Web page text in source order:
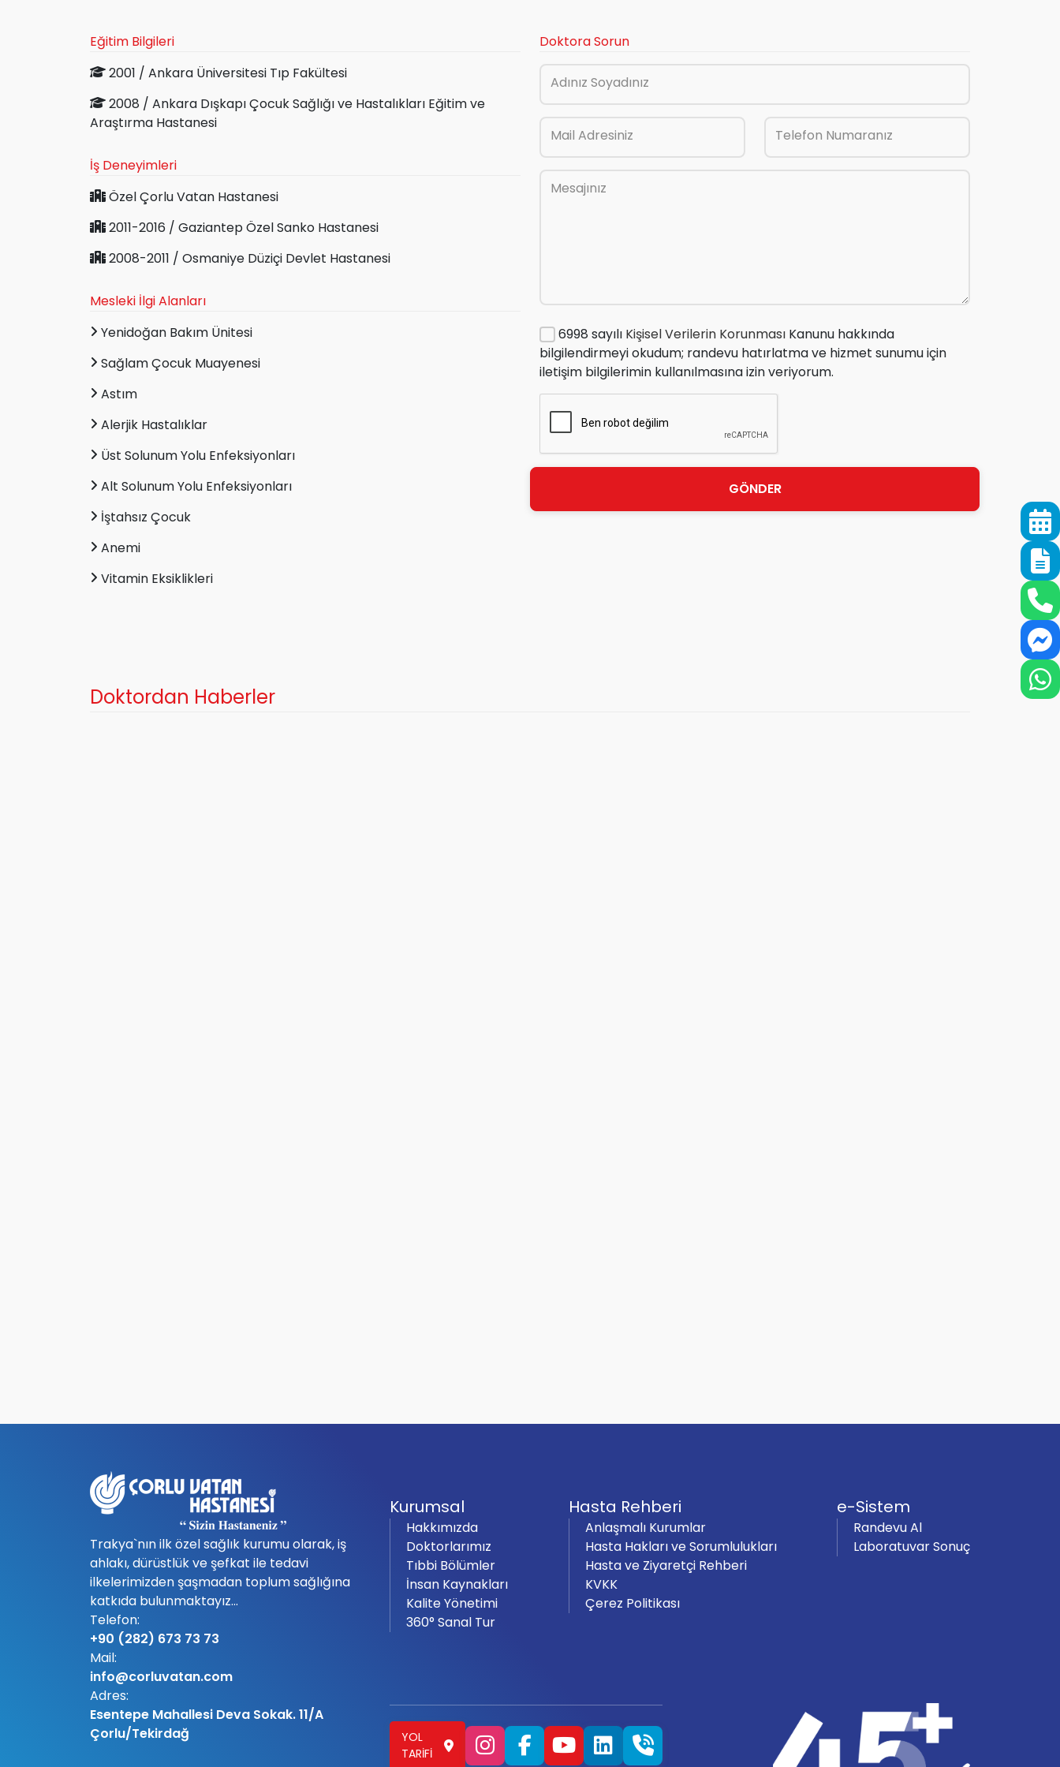
Eğitim Bilgileri
2001 / Ankara Üniversitesi Tıp Fakültesi
2008 / Ankara Dışkapı Çocuk Sağlığı ve Hastalıkları Eğitim ve
Araştırma Hastanesi
İş Deneyimleri
Özel Çorlu Vatan Hastanesi
2011-2016 / Gaziantep Özel Sanko Hastanesi
2008-2011 / Osmaniye Düziçi Devlet Hastanesi
Mesleki İlgi Alanları
Yenidoğan Bakım Ünitesi
Sağlam Çocuk Muayenesi
Astım
Alerjik Hastalıklar
Üst Solunum Yolu Enfeksiyonları
Alt Solunum Yolu Enfeksiyonları
İştahsız Çocuk
Anemi
Vitamin Eksiklikleri
Doktora Sorun
Adınız Soyadınız
Mail Adresiniz Telefon Numaranız
Mesajınız
6998 sayılı Kişisel Verilerin Korunması Kanunu hakkında
bilgilendirmeyi okudum; randevu hatırlatma ve hizmet sunumu için
iletişim bilgilerimin kullanılmasına izin veriyorum.
GÖNDER
Doktordan Haberler
Trakya`nın ilk özel sağlık kurumu olarak, iş
ahlakı, dürüstlük ve şefkat ile tedavi
ilkelerimizden şaşmadan toplum sağlığına
katkıda bulunmaktayız...
Telefon:
+90 (282) 673 73 73
Mail:
info@corluvatan.com
Adres:
Esentepe Mahallesi Deva Sokak. 11/A
Çorlu/Tekirdağ
Kurumsal
Hakkımızda
Doktorlarımız
Tıbbi Bölümler
İnsan Kaynakları
Kalite Yönetimi
360° Sanal Tur
Hasta Rehberi
Anlaşmalı Kurumlar
Hasta Hakları ve Sorumlulukları
Hasta ve Ziyaretçi Rehberi
KVKK
Çerez Politikası
e-Sistem
Randevu Al
Laboratuvar Sonuç
YOL
TARIFI